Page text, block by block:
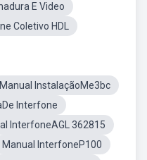
E Video
Coletivo HDL
Manual InstalaçãoMe3bc
Interfone
InterfoneAGL 362815
Manual InterfoneP100